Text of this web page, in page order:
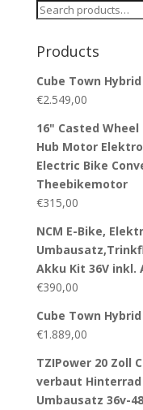
Search
Products
Cube Town
€2.549,00
16" Casted Wheel
Hub Motor
Electric Bike
Theebikemotor
€315,00
NCM E-Bike,
Akku Kit 36V
€390,00
Cube Town
€1.889,00
TZIPower 20 Zoll
verbaut Hinterrad
Umbausatz 36v-